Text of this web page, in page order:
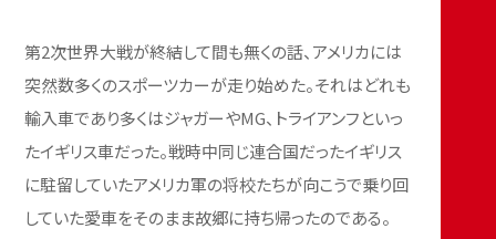
第2次世界大戦が終結して間も無くの話、アメリカには
突然数多くのスポーツカーが走り始めた。それはどれも
輸入車であり多くはジャガーやMG、トライアンフといっ
たイギリス車だった。戦時中同じ連合国だったイギリス
に駐留していたアメリカ軍の将校たちが向こうで乗り回
していた愛車をそのまま故郷に持ち帰ったのである。